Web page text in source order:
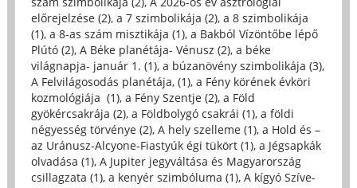
előrejelzése (2), a 7 szimbolikája (2), a 8 szimbolikája
(1), a 8-as szám misztikája (1), a Bakból Vízöntőbe lépő
Plútó (2), A Béke planétája- Vénusz (2), a béke
világnapja- január 1. (1), a búzanövény szimbolikája (3),
A Felvilágosodás planétája, (1), a Fény körének évköri
kozmológiája (1), a Fény Szentje (2), a Föld
gyökércsakrája (2), a Földbolygó csakrái (1), a földi
négyesség törvénye (2), A hely szelleme (1), a Hold és –
az Uránusz-Alcyone-Fiastyúk égi tükört (1), a Jégsapkák
olvadása (1), A Jupiter jegyváltása és Magyarország
csillagzata (1), a kenyér szimbóluma (1), A kígyó Szíve-